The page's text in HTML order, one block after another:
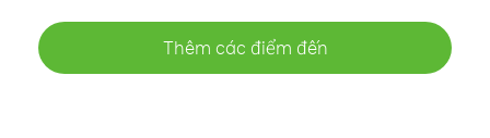
Thêm các điểm đến